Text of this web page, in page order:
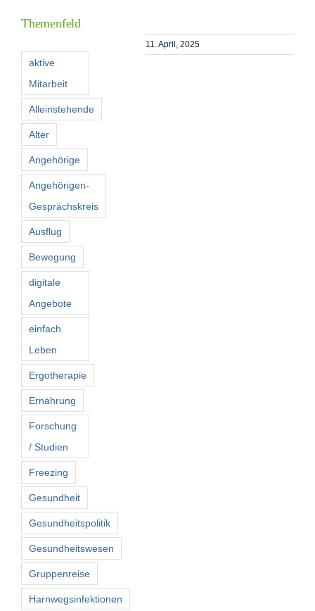
Förderer
11. April, 2025
Themenfeld
aktive
Mitarbeit
Alleinstehende
Alter
Angehörige
Angehörigen-
Gesprächskreis
Ausflug
Bewegung
digitale
Angebote
einfach
Leben
Ergotherapie
Ernährung
Forschung
/ Studien
Freezing
Gesundheit
Gesundheitspolitik
Gesundheitswesen
Gruppenreise
Harnwegsinfektionen